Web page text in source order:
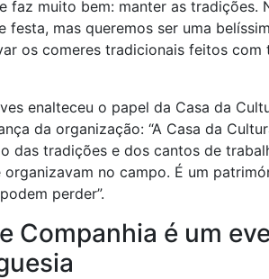
faz muito bem: manter as tradições.
festa, mas queremos ser uma
os comeres tradicionais feitos com
enalteceu o papel da Casa da
da organização: “A Casa da
das tradições e dos cantos de
organizavam no campo. É um
perder”.
Companhia é um